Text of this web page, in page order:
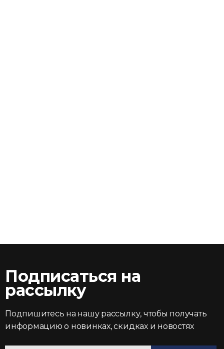
Подписаться на
рассылку
Подпишитесь на нашу рассылку, чтобы получать
информацию о новинках, скидках и новостях